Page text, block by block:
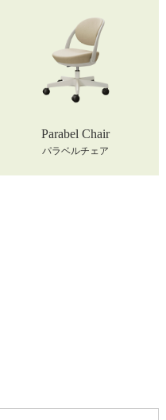
Parabel Chair
パラベルチェア